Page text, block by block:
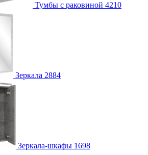
Тумбы с раковиной 4210
Зеркала 2884
Зеркала-шкафы 1698